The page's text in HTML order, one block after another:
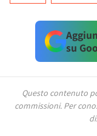
su
Questo contenuto
commissioni. Per